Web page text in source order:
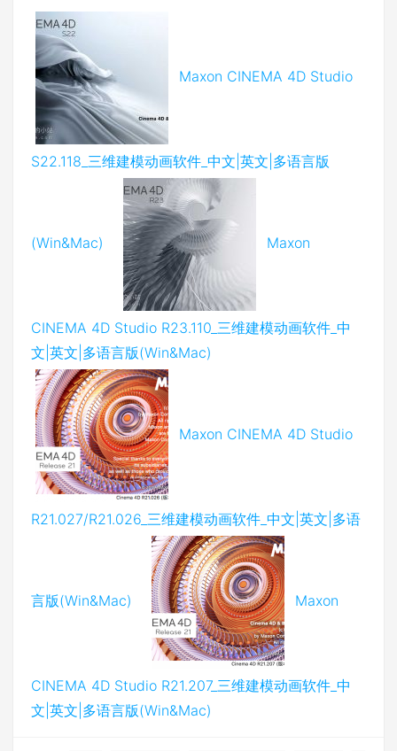
Maxon CINEMA 4D Studio
S22.118_三维建模动画软件_中文|英文|多语言版
(Win&Mac) Maxon
CINEMA 4D Studio R23.110_三维建模动画软件_中
文|英文|多语言版(Win&Mac)
Maxon CINEMA 4D Studio
R21.027/R21.026_三维建模动画软件_中文|英文|多语
言版(Win&Mac) Maxon
CINEMA 4D Studio R21.207_三维建模动画软件_中
文|英文|多语言版(Win&Mac)